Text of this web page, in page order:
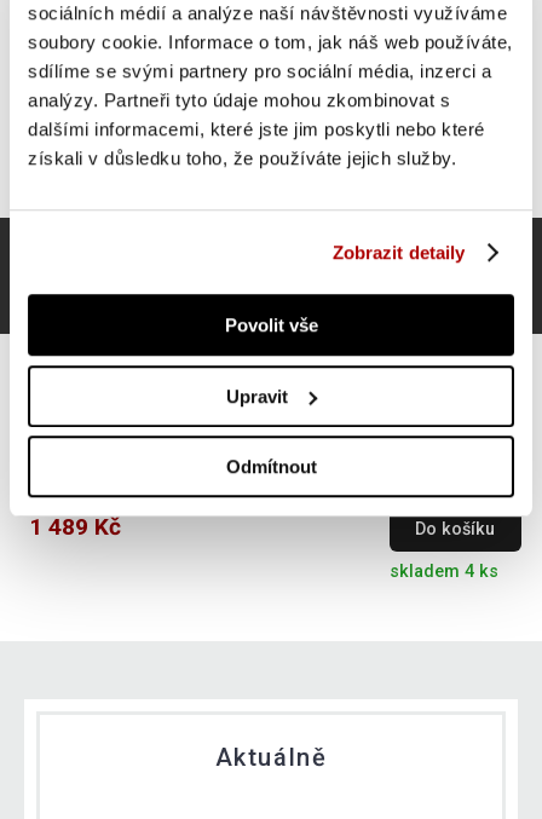
sociálních médií a analýze naší návštěvnosti využíváme
soubory cookie. Informace o tom, jak náš web používáte,
sdílíme se svými partnery pro sociální média, inzerci a
analýzy. Partneři tyto údaje mohou zkombinovat s
dalšími informacemi, které jste jim poskytli nebo které
získali v důsledku toho, že používáte jejich služby.
Zobrazit detaily
Povolit vše
Upravit
Odmítnout
Gorilla Sports Sada kettlebell činek, plast, černé, 30 kg
1 489 Kč Do košíku
skladem 4 ks
Aktuálně